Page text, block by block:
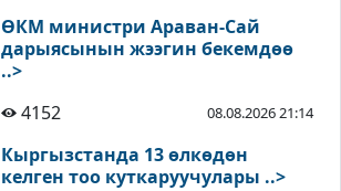
ӨКМ министри Араван-Сай
дарыясынын жээгин бекемдөө
..>
4152
08.08.2026 21:14
Кыргызстанда 13 өлкөдөн
келген тоо куткаруучулары ..>